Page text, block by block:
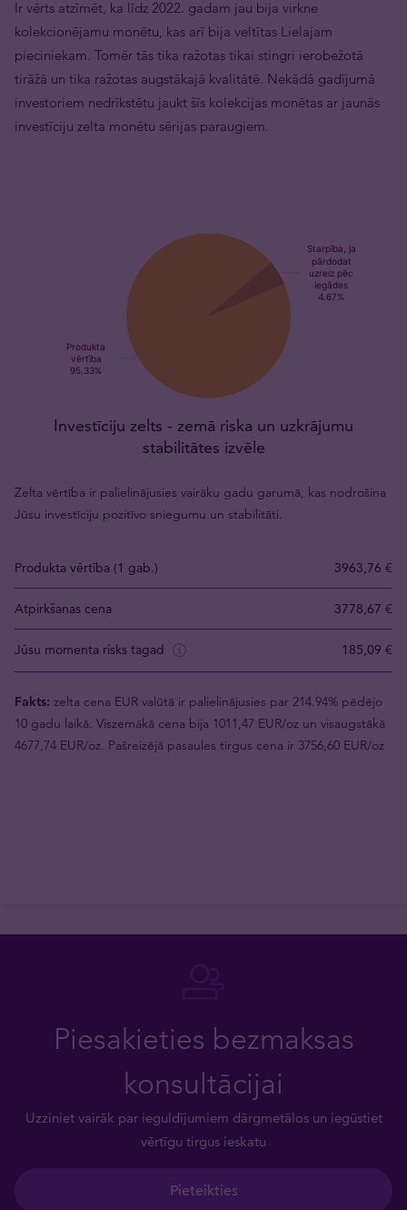
Ir vērts atzīmēt, ka līdz 2022. gadam jau bija virkne
kolekcionējamu monētu, kas arī bija veltītas Lielajam
pieciniekam. Tomēr tās tika ražotas tikai stingri ierobežotā
tirāžā un tika ražotas augstākajā kvalitātē. Nekādā gadījumā
investoriem nedrīkstētu jaukt šīs kolekcijas monētas ar jaunās
investīciju zelta monētu sērijas paraugiem.
Investīciju zelts - zemā riska un uzkrājumu
stabilitātes izvēle
Zelta vērtība ir palielinājusies vairāku gadu garumā, kas nodrošina
Jūsu investīciju pozitīvo sniegumu un stabilitāti.
Produkta vērtība (1 gab.) 3963,76 €
Atpirkšanas cena 3778,67 €
Jūsu momenta risks tagad 185,09 €
Fakts: zelta cena EUR valūtā ir palielinājusies par 214.94% pēdējo
10 gadu laikā. Viszemākā cena bija 1011,47 EUR/oz un visaugstākā
4677,74 EUR/oz. Pašreizējā pasaules tirgus cena ir 3756,60 EUR/oz
Piesakieties bezmaksas
konsultācijai
Uzziniet vairāk par ieguldījumiem dārgmetālos un iegūstiet
vērtīgu tirgus ieskatu
Pieteikties